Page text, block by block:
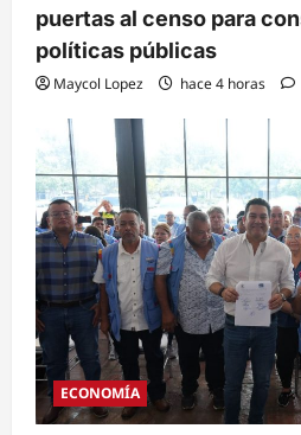
puertas al censo para
políticas públicas
Maycol Lopez hace 4 horas
ECONOMÍA